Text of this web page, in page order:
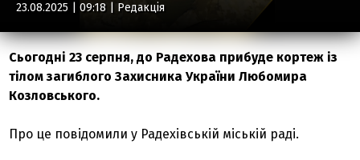
23.08.2025 | 09:18 | Редакція
Сьогодні 23 серпня, до Радехова прибуде кортеж із
тілом загиблого Захисника України Любомира
Козловського.
Про це повідомили у Радехівській міській раді.